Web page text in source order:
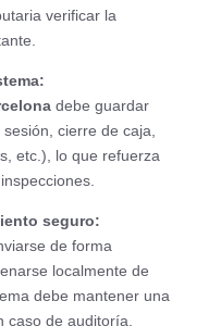
verificar la
debe guardar
cierre de caja,
etc.), lo que refuerza
seguro:
de forma
localmente de
debe mantener una
caso de auditoría.